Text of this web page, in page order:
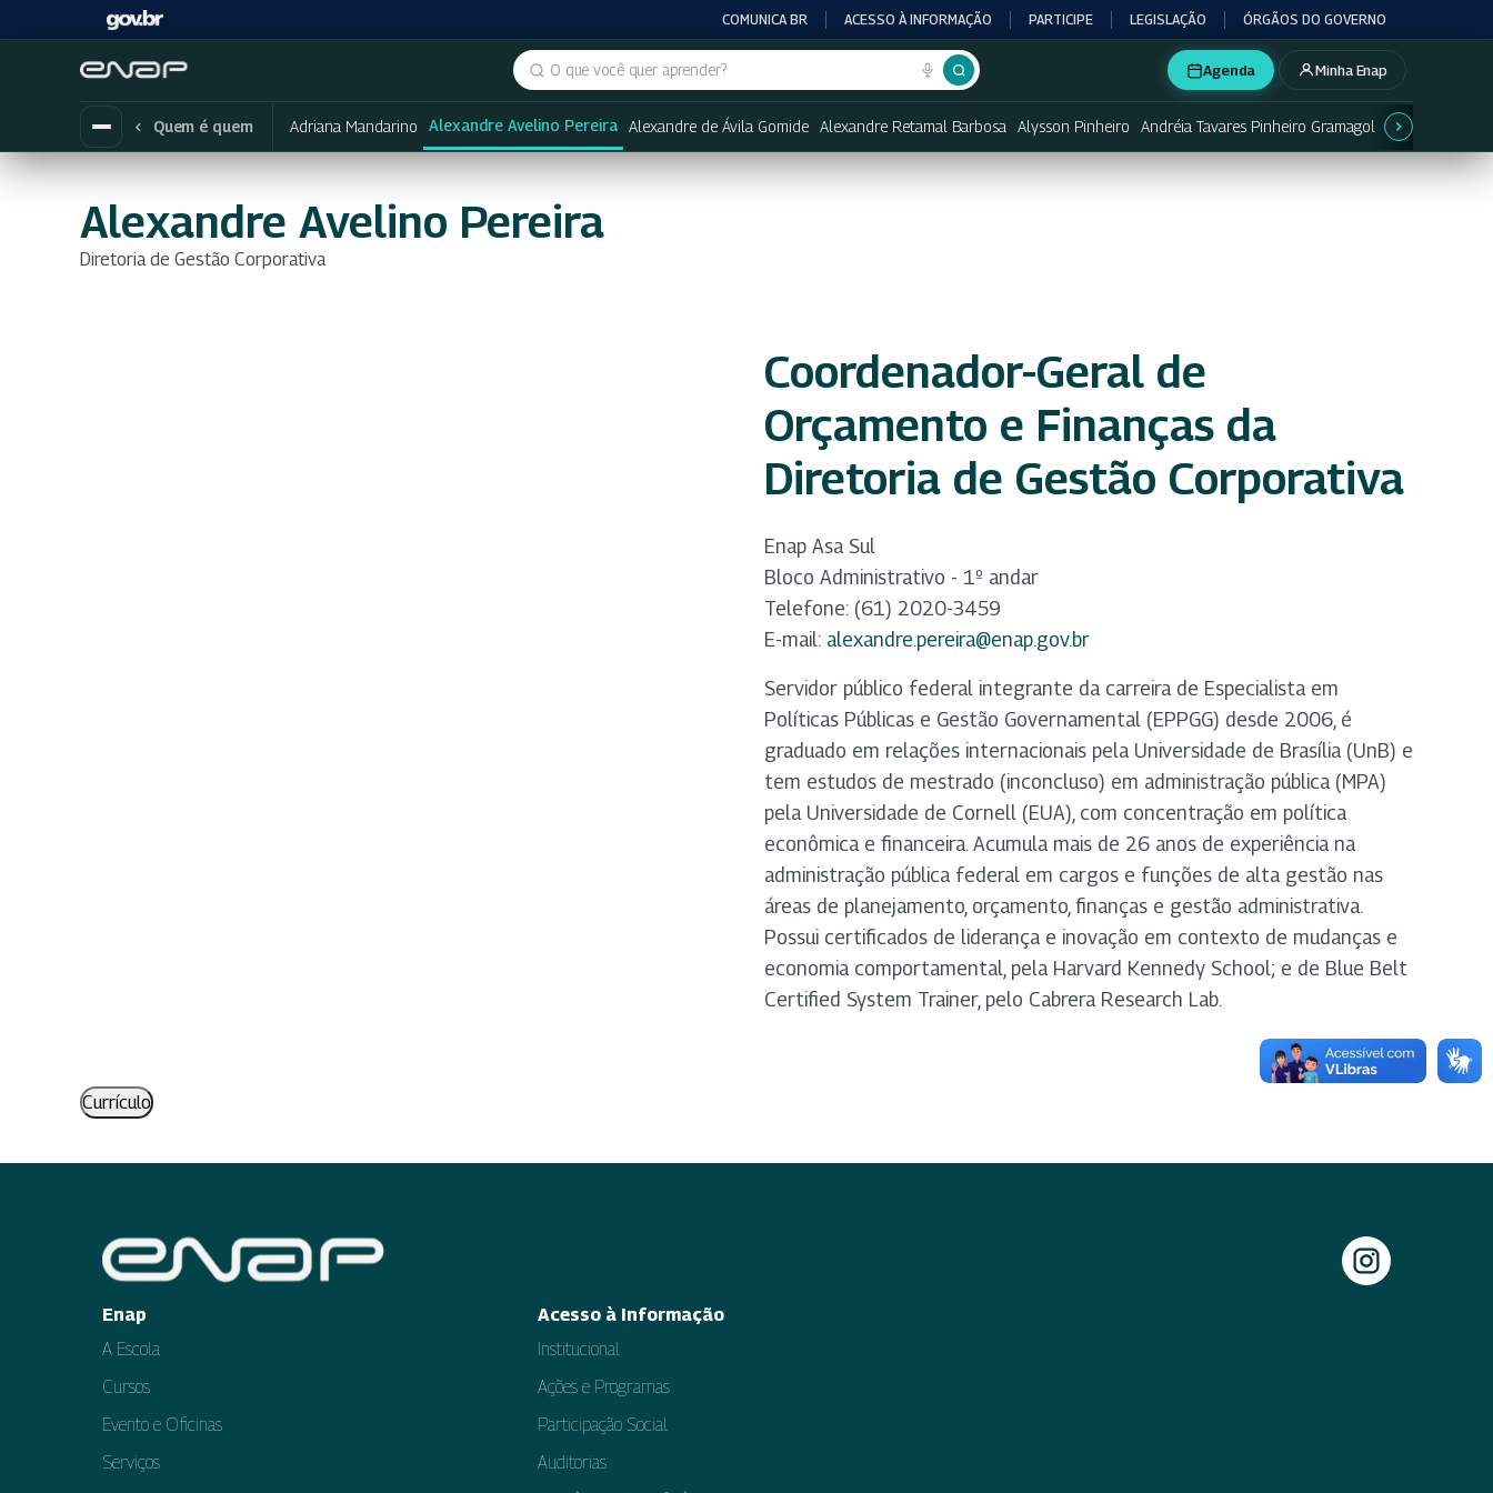
COMUNICA BR ACESSO À INFORMAÇÃO PARTICIPE LEGISLAÇÃO ÓRGÃOS DO GOVERNO
Buscar no portal
Agenda Minha Enap
Quem é quem Adriana Mandarino Alexandre Avelino Pereira Alexandre de Ávila Gomide Alexandre Retamal Barbosa Alysson Pinheiro Andréia Tavares Pinheiro Gramagol Betânia Lemos
Alexandre Avelino Pereira
Diretoria de Gestão Corporativa
Coordenador-Geral de
Orçamento e Finanças da
Diretoria de Gestão Corporativa
Enap Asa Sul
Bloco Administrativo - 1º andar
Telefone: (61) 2020-3459
E-mail: alexandre.pereira@enap.gov.br
Servidor público federal integrante da carreira de Especialista em
Políticas Públicas e Gestão Governamental (EPPGG) desde 2006, é
graduado em relações internacionais pela Universidade de Brasília (UnB) e
tem estudos de mestrado (inconcluso) em administração pública (MPA)
pela Universidade de Cornell (EUA), com concentração em política
econômica e financeira. Acumula mais de 26 anos de experiência na
administração pública federal em cargos e funções de alta gestão nas
áreas de planejamento, orçamento, finanças e gestão administrativa.
Possui certificados de liderança e inovação em contexto de mudanças e
economia comportamental, pela Harvard Kennedy School; e de Blue Belt
Certified System Trainer, pelo Cabrera Research Lab.
Currículo
Enap
A Escola
Cursos
Evento e Oficinas
Serviços
Acesso à Informação
Institucional
Ações e Programas
Participação Social
Auditorias